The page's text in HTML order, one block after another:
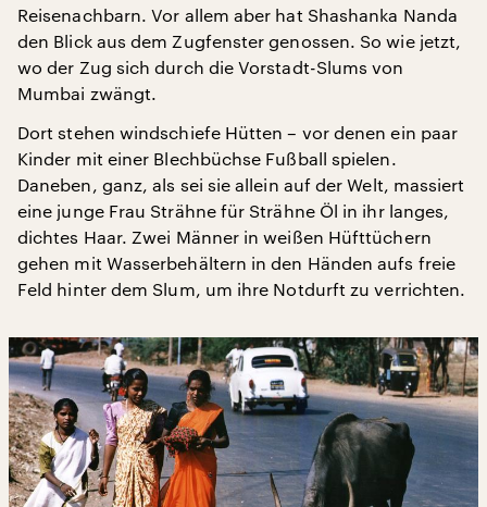
Reisenachbarn. Vor allem aber hat Shashanka Nanda
den Blick aus dem Zugfenster genossen. So wie jetzt,
wo der Zug sich durch die Vorstadt-Slums von
Mumbai zwängt.
Dort stehen windschiefe Hütten – vor denen ein paar
Kinder mit einer Blechbüchse Fußball spielen.
Daneben, ganz, als sei sie allein auf der Welt, massiert
eine junge Frau Strähne für Strähne Öl in ihr langes,
dichtes Haar. Zwei Männer in weißen Hüfttüchern
gehen mit Wasserbehältern in den Händen aufs freie
Feld hinter dem Slum, um ihre Notdurft zu verrichten.